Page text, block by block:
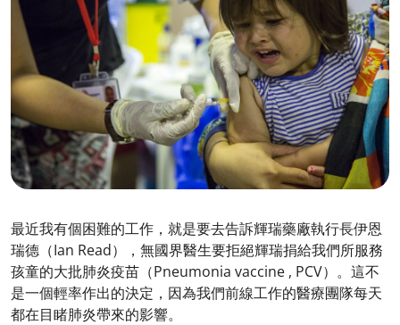
最近我有個困難的工作，就是要去告訴輝瑞藥廠執行長伊恩
瑞德（Ian Read），無國界醫生要拒絕輝瑞捐給我們所服務
孩童的大批肺炎疫苗（Pneumonia vaccine , PCV）。這不
是一個輕率作出的決定，因為我們前線工作的醫療團隊每天
都在目睹肺炎帶來的影響。